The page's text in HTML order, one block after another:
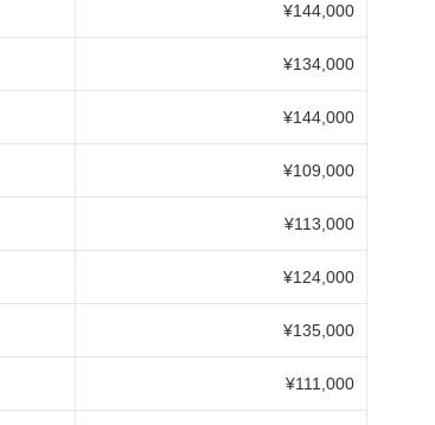
¥144,000
¥134,000
¥144,000
¥109,000
¥113,000
¥124,000
¥135,000
¥111,000